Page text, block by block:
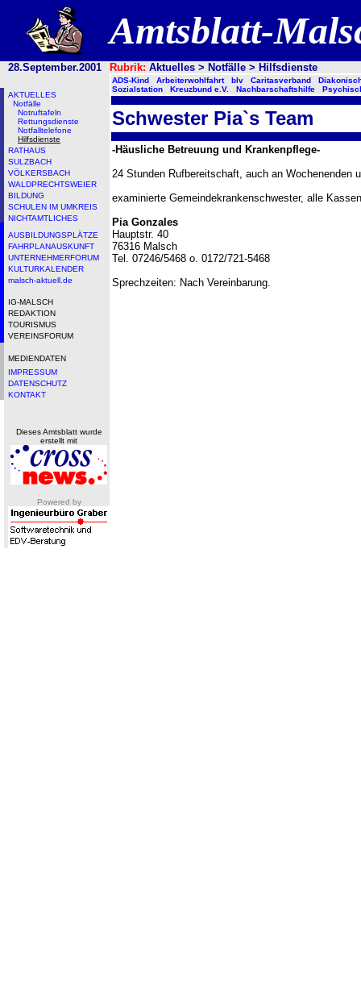
Amtsblatt-
28.September.2001 Rubrik: Aktuelles > Notfälle > Hilfsdienste
AKTUELLES
Notfälle
Notruftafeln
Rettungsdienste
Notfalltelefone
Hilfsdienste
RATHAUS
SULZBACH
VÖLKERSBACH
WALDPRECHTSWEIER
BILDUNG
SCHULEN IM UMKREIS
NICHTAMTLICHES
AUSBILDUNGSPLÄTZE
FAHRPLANAUSKUNFT
UNTERNEHMERFORUM
KULTURKALENDER
malsch-aktuell.de
IG-MALSCH
REDAKTION
TOURISMUS
VEREINSFORUM
MEDIENDATEN
IMPRESSUM
DATENSCHUTZ
KONTAKT
Dieses Amtsblatt wurde
erstellt mit
Powered by
ADS-Kind Arbeiterwohlfahrt blv Caritasverband
Sozialstation
Kreuzbund e.V. Nachbarschaftshilfe
Schwester Pia`s Team
-Häusliche Betreuung und Krankenpflege-
24 Stunden Rufbereitschaft, auch an Wochenenden
examinierte Gemeindekrankenschwester, alle
Pia Gonzales
Hauptstr. 40
76316 Malsch
Tel. 07246/5468 o. 0172/721-5468
Sprechzeiten: Nach Vereinbarung.